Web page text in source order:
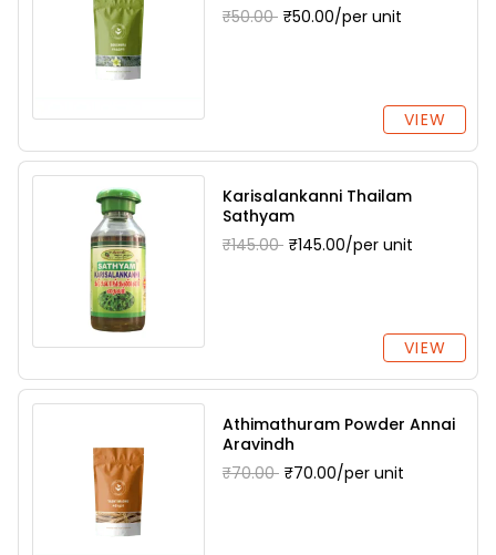
₹50.00 ₹50.00/per unit
VIEW
Karisalankanni Thailam
Sathyam
₹145.00 ₹145.00/per unit
VIEW
Athimathuram Powder Annai
Aravindh
₹70.00 ₹70.00/per unit